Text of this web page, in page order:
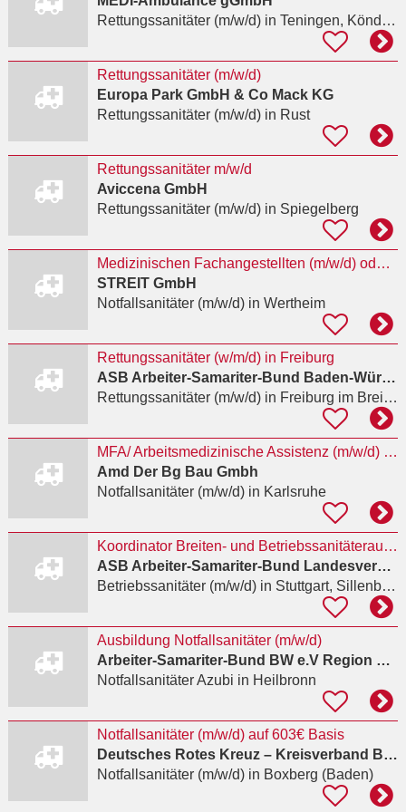
Rettungssanitäter (m/w/d)in Teningen, Köndringen
Rettungssanitäter (m/w/d)
Europa Park GmbH & Co Mack KG
Rettungssanitäter (m/w/d)in Rust
Rettungssanitäter m/w/d
Aviccena GmbH
Rettungssanitäter (m/w/d)in Spiegelberg
Medizinischen Fachangestellten (m/w/d) oder Notfallsanitäter (Rettungsassistent) (m/w/d)
STREIT GmbH
Notfallsanitäter (m/w/d)in Wertheim
Rettungssanitäter (w/m/d) in Freiburg
ASB Arbeiter-Samariter-Bund Baden-Württemberg e.V. Region Südbaden
Rettungssanitäter (m/w/d)in Freiburg im Breisgau
MFA/ Arbeitsmedizinische Assistenz (m/w/d) befristet auf 2 Jahre
Amd Der Bg Bau Gmbh
Notfallsanitäter (m/w/d)in Karlsruhe
Koordinator Breiten- und Betriebssanitäterausbildung (w/m/d)
ASB Arbeiter-Samariter-Bund Landesverband Baden-Württemberg e.V.
Betriebssanitäter (m/w/d)in Stuttgart, Sillenbuch
Ausbildung Notfallsanitäter (m/w/d)
Arbeiter-Samariter-Bund BW e.V Region Heilbronn-Franken
Notfallsanitäter Azubi in Heilbronn
Notfallsanitäter (m/w/d) auf 603€ Basis
Deutsches Rotes Kreuz – Kreisverband Bad Mergentheim e.V.
Notfallsanitäter (m/w/d)in Boxberg (Baden)